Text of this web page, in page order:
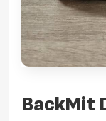
BackMit